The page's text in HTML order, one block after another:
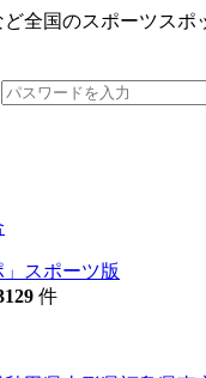
全国のスポーツス
件